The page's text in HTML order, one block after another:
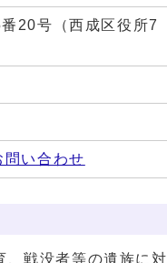
20号（西成区役所7
い合わせ
、戦没者等の遺族に対